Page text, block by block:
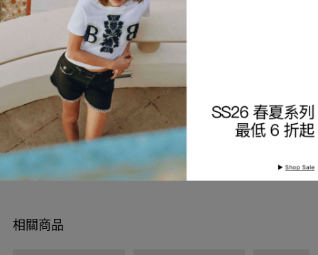
細節與保養
查看分店庫存
產品編號 9226892409-85
相關商品